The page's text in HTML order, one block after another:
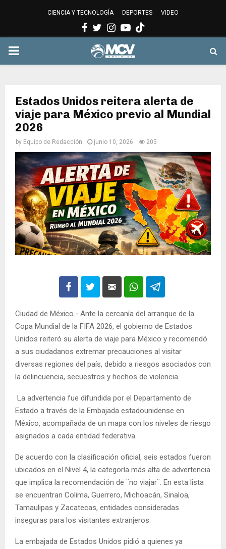
CIENCIA Y TECNOLOGÍA DEPORTES VIDEO
Facebook
Twitter
Instagram
Youtube
PRIMARY
Estados Unidos reitera alerta de
viaje para México previo al Mundial
2026
by Equipo de Redacción junio 10, 2026 205
Ciudad de México.- Ante la cercanía del arranque de la
Copa Mundial de la FIFA 2026, el gobierno de Estados
Unidos reiteró su alerta de viaje para México y recomendó
a sus ciudadanos extremar precauciones al visitar
diversas regiones del país, debido a riesgos asociados con
la delincuencia, secuestros y hechos de violencia.
La advertencia fue difundida por el Departamento de
Estado a través de la Embajada estadounidense en
México, acompañada de un mapa con los niveles de riesgo
asignados a cada entidad federativa.
De acuerdo con la clasificación oficial, seis estados fueron
ubicados en el Nivel 4, la categoría más alta de advertencia
que implica la recomendación de ¨no viajar¨. En esta lista
se encuentran Colima, Guerrero, Michoacán, Sinaloa,
Tamaulipas y Zacatecas, entidades consideradas
inseguras para los visitantes extranjeros.
La embajada de Estados Unidos pidió a quienes ya